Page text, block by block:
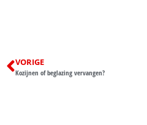
VORIGE
Kozijnen of beglazing vervangen?